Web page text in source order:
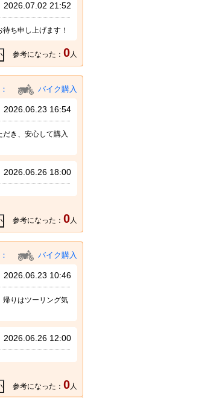
2026.07.02 21:52
ち申し上げます！
参考になった： 0人
バイク購入
2026.06.23 16:54
き、安心して購入
2026.06.26 18:00
参考になった： 0人
バイク購入
2026.06.23 10:46
帰りはツーリング気
2026.06.26 12:00
参考になった： 0 人